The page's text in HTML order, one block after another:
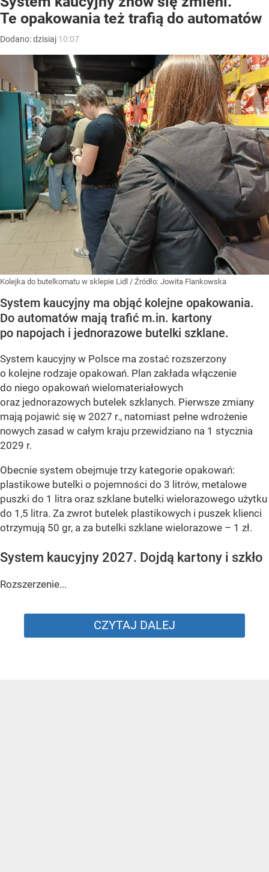
Te opakowania też trafią do automatów
Dodano:dzisiaj 10:07
Kolejka do butelkomatu w sklepie Lidl / Źródło: Jowita Flankowska
System kaucyjny ma objąć kolejne opakowania.
Do automatów mają trafić m.in. kartony
po napojach i jednorazowe butelki szklane.
System kaucyjny w Polsce ma zostać rozszerzony
o kolejne rodzaje opakowań. Plan zakłada włączenie
do niego opakowań wielomateriałowych
oraz jednorazowych butelek szklanych. Pierwsze zmiany
mają pojawić się w 2027 r., natomiast pełne wdrożenie
nowych zasad w całym kraju przewidziano na 1 stycznia
2029 r.
Obecnie system obejmuje trzy kategorie opakowań:
plastikowe butelki o pojemności do 3 litrów, metalowe
puszki do 1 litra oraz szklane butelki wielorazowego użytku
do 1,5 litra. Za zwrot butelek plastikowych i puszek klienci
otrzymują 50 gr, a za butelki szklane wielorazowe – 1 zł.
System kaucyjny 2027. Dojdą kartony i szkło
Rozszerzenie...
CZYTAJ DALEJ